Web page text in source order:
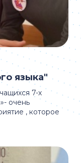
7-х
очень
, которое
языка"